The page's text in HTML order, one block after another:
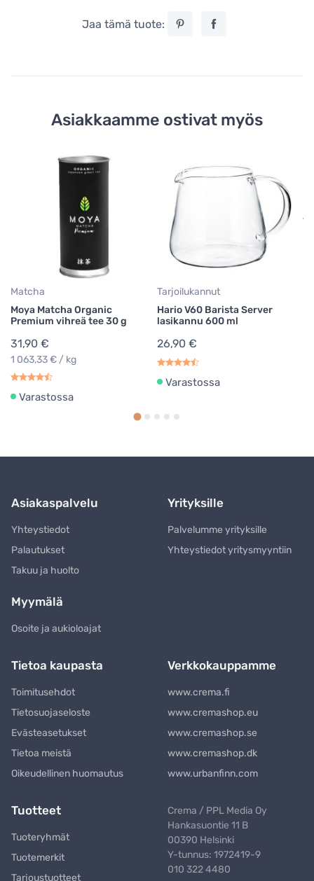
Jaa tämä tuote:
Asiakkaamme ostivat myös
Matcha
Moya Matcha Organic
Premium vihreä tee 30 g
31,90 €
1 063,33 € / kg
Varastossa
Tarjoilukannut
Hario V60 Barista Server
lasikannu 600 ml
26,90 €
Varastossa
Asiakaspalvelu
Yhteystiedot
Palautukset
Takuu ja huolto
Yrityksille
Palvelumme yrityksille
Yhteystiedot yritysmyyntiin
Myymälä
Osoite ja aukioloajat
Tietoa kaupasta
Toimitusehdot
Tietosuojaseloste
Evästeasetukset
Tietoa meistä
Oikeudellinen huomautus
Verkkokauppamme
www.crema.fi
www.cremashop.eu
www.cremashop.se
www.cremashop.dk
www.urbanfinn.com
Tuotteet
Tuoteryhmät
Tuotemerkit
Tarjoustuotteet
Crema / PPL Media Oy
Hankasuontie 11 B
00390 Helsinki
Y-tunnus: 1972419-9
010 322 4480